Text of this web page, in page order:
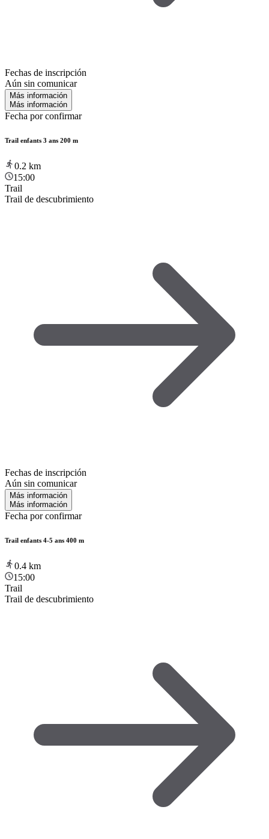
Fechas de inscripción
Aún sin comunicar
Más información
Más información
Fecha por confirmar
Trail enfants 3 ans 200 m
0.2 km
15:00
Trail
Trail de descubrimiento
Fechas de inscripción
Aún sin comunicar
Más información
Más información
Fecha por confirmar
Trail enfants 4-5 ans 400 m
0.4 km
15:00
Trail
Trail de descubrimiento